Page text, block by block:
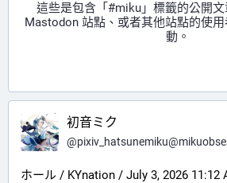
這些是包含「 #miku」標籤的公開
Mastodon 站點、或者其他站點的使
動。
初音ミク
@
ホール / KYnation / July 3, 2026 11:12